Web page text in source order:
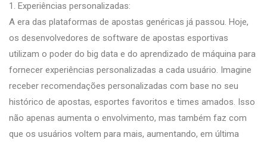
1. Experiências personalizadas:
A era das plataformas de apostas genéricas já passou. Hoje,
os desenvolvedores de software de apostas esportivas
utilizam o poder do big data e do aprendizado de máquina para
fornecer experiências personalizadas a cada usuário. Imagine
receber recomendações personalizadas com base no seu
histórico de apostas, esportes favoritos e times amados. Isso
não apenas aumenta o envolvimento, mas também faz com
que os usuários voltem para mais, aumentando, em última